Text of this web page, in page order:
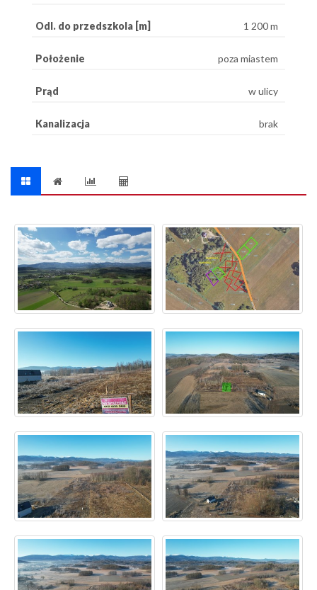
Odl. do przedszkola [m] 1 200 m
Położenie poza miastem
Prąd w ulicy
Kanalizacja brak